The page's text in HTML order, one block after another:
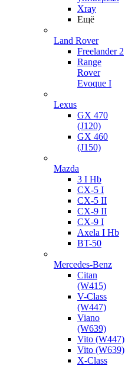
Xray
Ещё
Land Rover
Freelander 2
Range
Rover
Evoque I
Lexus
GX 470
(J120)
GX 460
(J150)
Mazda
3 I Hb
CX-5 I
CX-5 II
CX-9 II
CX-9 I
Axela I Hb
BT-50
Mercedes-Benz
Citan
(W415)
V-Class
(W447)
Viano
(W639)
Vito (W447)
Vito (W639)
X-Class